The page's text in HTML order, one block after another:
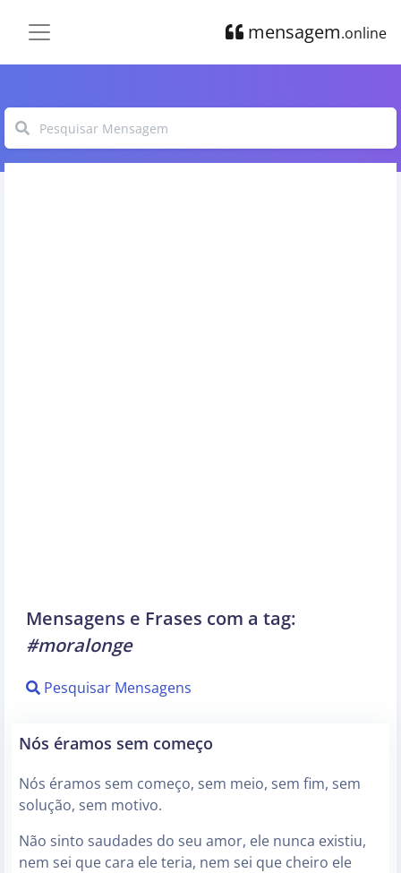
mensagem.online
Mensagens e Frases com a tag:
#moralonge
Pesquisar Mensagens
Nós éramos sem começo
Nós éramos sem começo, sem meio, sem fim, sem
solução, sem motivo.
Não sinto saudades do seu amor, ele nunca existiu,
nem sei que cara ele teria, nem sei que cheiro ele